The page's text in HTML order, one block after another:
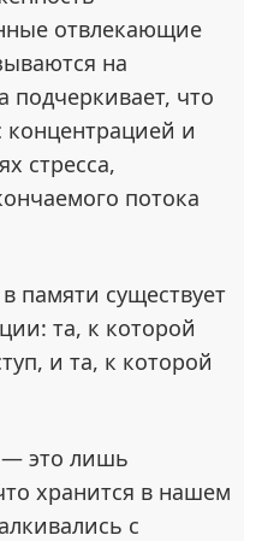
отвлекающие
на
что
концентрацией и
стресса,
потока
памяти существует
та, к которой
и та, к которой
— это лишь
хранится в нашем
с